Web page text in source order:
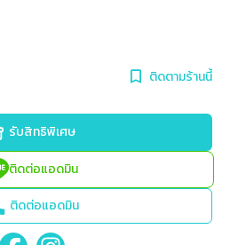
ติดตามร้านนี้
รับสิทธิพิเศษ
ติดต่อแอดมิน
ติดต่อแอดมิน